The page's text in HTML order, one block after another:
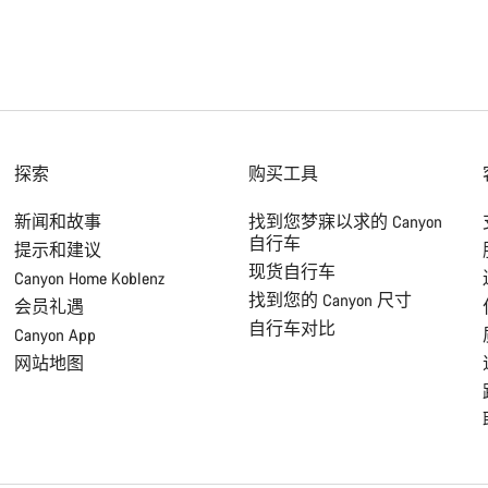
探索
新闻和故事
提示和建议
Canyon Home Koblenz
会员礼遇
Canyon App
网站地图
购买工具
找到您梦寐以求的 Canyon
自行车
现货自行车
找到您的 Canyon 尺寸
自行车对比